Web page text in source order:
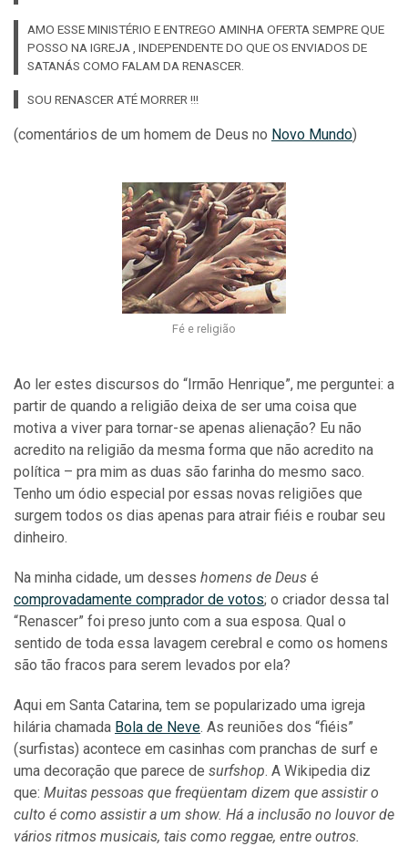
AMO ESSE MINISTÉRIO E ENTREGO AMINHA OFERTA SEMPRE QUE
POSSO NA IGREJA , INDEPENDENTE DO QUE OS ENVIADOS DE
SATANÁS COMO FALAM DA RENASCER.
SOU RENASCER ATÉ MORRER !!!
(comentários de um homem de Deus no Novo Mundo)
Fé e religião
Ao ler estes discursos do “Irmão Henrique”, me perguntei: a
partir de quando a religião deixa de ser uma coisa que
motiva a viver para tornar-se apenas alienação? Eu não
acredito na religião da mesma forma que não acredito na
política – pra mim as duas são farinha do mesmo saco.
Tenho um ódio especial por essas novas religiões que
surgem todos os dias apenas para atrair fiéis e roubar seu
dinheiro.
Na minha cidade, um desses homens de Deus é
comprovadamente comprador de votos; o criador dessa tal
“Renascer” foi preso junto com a sua esposa. Qual o
sentido de toda essa lavagem cerebral e como os homens
são tão fracos para serem levados por ela?
Aqui em Santa Catarina, tem se popularizado uma igreja
hilária chamada Bola de Neve. As reuniões dos “fiéis”
(surfistas) acontece em casinhas com pranchas de surf e
uma decoração que parece de surfshop. A Wikipedia diz
que: Muitas pessoas que freqüentam dizem que assistir o
culto é como assistir a um show. Há a inclusão no louvor de
vários ritmos musicais, tais como reggae, entre outros.